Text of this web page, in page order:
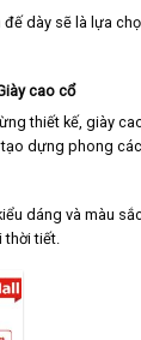
dày sẽ là lựa
cao cổ
thiết kế, giày
dựng phong
dáng và màu
tiết.